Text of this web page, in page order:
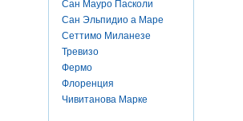
Сан Мауро Пасколи
Сан Эльпидио а Маре
Сеттимо Миланезе
Тревизо
Фермо
Флоренция
Чивитанова Марке